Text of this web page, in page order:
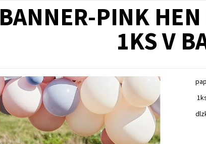
BANNER-PINK
1KS V